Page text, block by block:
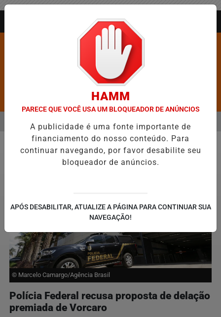
Pesquisar Notícia
DE FIGURAR ENTRE AS CINCO CIDADES MAIS VIOLENTAS DO
EM ALTA
MENU
Justiça
© Marcelo Camargo/Agência Brasil
Polícia Federal recusa proposta de delação
premiada de Vorcaro
HAMM
PARECE QUE VOCÊ USA UM BLOQUEADOR DE ANÚNCIOS
A publicidade é uma fonte importante de
financiamento do nosso conteúdo. Para
continuar navegando, por favor desabilite seu
bloqueador de anúncios.
APÓS DESABILITAR, ATUALIZE A PÁGINA PARA CONTINUAR SUA
NAVEGAÇÃO!